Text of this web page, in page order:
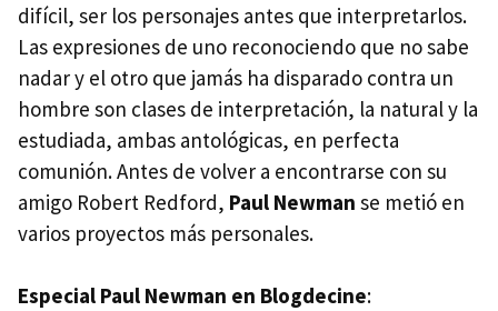
difícil, ser los personajes antes que interpretarlos.
Las expresiones de uno reconociendo que no sabe
nadar y el otro que jamás ha disparado contra un
hombre son clases de interpretación, la natural y la
estudiada, ambas antológicas, en perfecta
comunión. Antes de volver a encontrarse con su
amigo Robert Redford, Paul Newman se metió en
varios proyectos más personales.
Especial Paul Newman en Blogdecine: